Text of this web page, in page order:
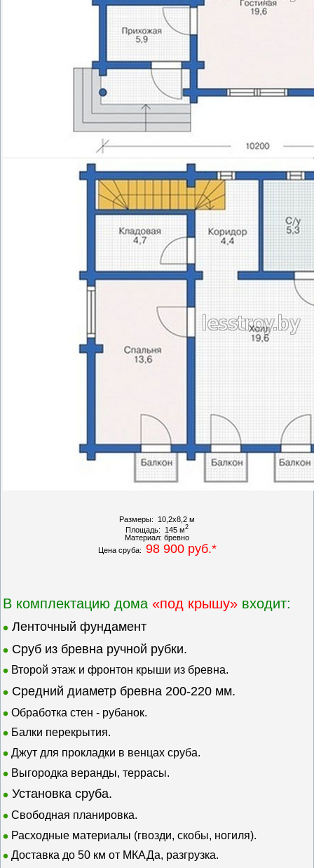
Размеры: 10,2х8,2 м
Площадь: 145 м2
Материал: бревно
Цена сруба: 98 900 руб.*
В комплектацию дома «под крышу» входит:
Ленточный фундамент
Сруб из бревна ручной рубки.
Второй этаж и фронтон крыши из бревна.
Средний диаметр бревна 200-220 мм.
Обработка стен - рубанок.
Балки перекрытия.
Джут для прокладки в венцах сруба.
Выгородка веранды, террасы.
Установка сруба.
Свободная планировка.
Расходные материалы (гвозди, скобы, ногиля).
Доставка до 50 км от МКАДа, разгрузка.